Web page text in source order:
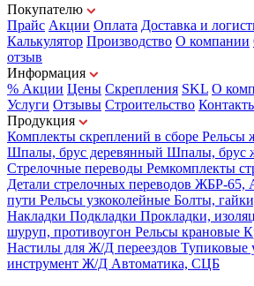
Покупателю
Прайс Акции Оплата Доставка и
Калькулятор Производство О компании
отзыв
Информация
% Акции Цены Скрепления SKL О
Услуги Отзывы Строительство
Продукция
Комплекты скреплений в сборе Рельсы
Шпалы, брус деревянный Шпалы, брус
Стрелочные переводы Ремкомплекты
Детали стрелочных переводов ЖБР-65,
пути Рельсы узкоколейные Болты,
Накладки Подкладки Прокладки,
шуруп, противоугон Рельсы крановые
Настилы для Ж/Д переездов Тупиковые
инструмент Ж/Д Автоматика, СЦБ